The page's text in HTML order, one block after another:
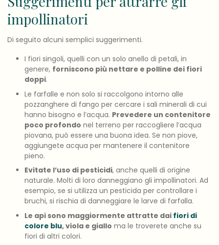
impollinatori
Di seguito alcuni semplici suggerimenti.
I fiori singoli, quelli con un solo anello di petali, in
genere, forniscono più nettare e polline dei fiori
doppi.
Le farfalle e non solo si raccolgono intorno alle
pozzanghere di fango per cercare i sali minerali di cui
hanno bisogno e l’acqua. Prevedere un contenitore
poco profondo nel terreno per raccogliere l’acqua
piovana, può essere una buona idea. Se non piove,
aggiungete acqua per mantenere il contenitore
pieno.
Evitate l’uso di pesticidi, anche quelli di origine
naturale. Molti di loro danneggiano gli impollinatori. Ad
esempio, se si utilizza un pesticida per controllare i
bruchi, si rischia di danneggiare le larve di farfalla.
Le api sono maggiormente attratte dai fiori di
colore blu, viola e giallo ma le troverete anche su
fiori di altri colori.